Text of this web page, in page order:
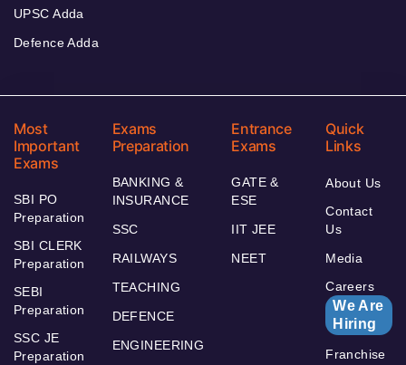
UPSC Adda
Defence Adda
Most
Important
Exams
SBI PO
Preparation
SBI CLERK
Preparation
SEBI
Preparation
SSC JE
Preparation
Exams
Preparation
BANKING &
INSURANCE
SSC
RAILWAYS
TEACHING
DEFENCE
ENGINEERING
Entrance
Exams
GATE &
ESE
IIT JEE
NEET
Quick
Links
About Us
Contact
Us
Media
Careers
We Are
Hiring
Franchise